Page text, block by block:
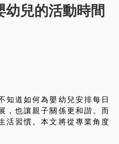
兒的活動時間
知道如何為嬰幼兒安排每日
，也讓親子關係更和諧。而
活習慣。本文將從專業角度